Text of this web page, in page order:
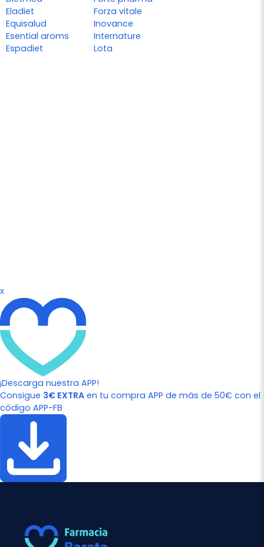
Eladiet
Equisalud
Esential aroms
Espadiet
Forza vitale
Inovance
Internature
Lota
x
¡Descarga nuestra APP!
Consigue 3€ EXTRA en tu compra APP de más de 50€ con el
código APP-FB